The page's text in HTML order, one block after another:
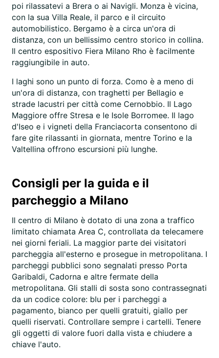
poi rilassatevi a Brera o ai Navigli. Monza è vicina,
con la sua Villa Reale, il parco e il circuito
automobilistico. Bergamo è a circa un'ora di
distanza, con un bellissimo centro storico in collina.
Il centro espositivo Fiera Milano Rho è facilmente
raggiungibile in auto.
I laghi sono un punto di forza. Como è a meno di
un'ora di distanza, con traghetti per Bellagio e
strade lacustri per città come Cernobbio. Il Lago
Maggiore offre Stresa e le Isole Borromee. Il lago
d'Iseo e i vigneti della Franciacorta consentono di
fare gite rilassanti in giornata, mentre Torino e la
Valtellina offrono escursioni più lunghe.
Consigli per la guida e il
parcheggio a Milano
Il centro di Milano è dotato di una zona a traffico
limitato chiamata Area C, controllata da telecamere
nei giorni feriali. La maggior parte dei visitatori
parcheggia all'esterno e prosegue in metropolitana. I
parcheggi pubblici sono segnalati presso Porta
Garibaldi, Cadorna e altre fermate della
metropolitana. Gli stalli di sosta sono contrassegnati
da un codice colore: blu per i parcheggi a
pagamento, bianco per quelli gratuiti, giallo per
quelli riservati. Controllare sempre i cartelli. Tenere
gli oggetti di valore fuori dalla vista e chiudere a
chiave l'auto.